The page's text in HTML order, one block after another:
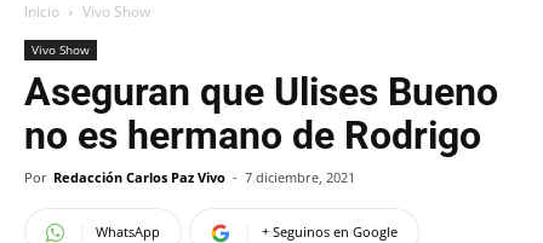
Inicio Vivo Show
Vivo Show
Aseguran que Ulises Bueno
no es hermano de Rodrigo
Por Redacción Carlos Paz Vivo - 7 diciembre, 2021
WhatsApp + Seguinos en Google